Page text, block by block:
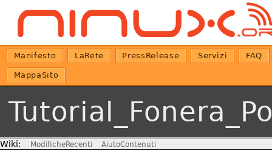
Manifesto LaRete PressRelease Servizi FAQ
MappaSito
Wiki: ModificheRecenti AiutoContenuti